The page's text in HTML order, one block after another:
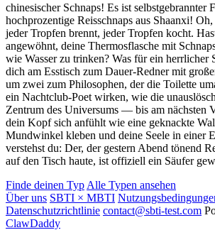
chinesischer Schnaps! Es ist selbstgebrannter
hochprozentige Reisschnaps aus Shaanxi!
jeder Tropfen brennt, jeder Tropfen kocht.
angewöhnt, deine Thermosflasche mit
wie Wasser zu trinken? Was für ein herrlicher
dich am Esstisch zum Dauer-Redner mit
um zwei zum Philosophen, der die Toilette
ein Nachtclub-Poet wirken, wie die
Zentrum des Universums — bis am nächsten
dein Kopf sich anfühlt wie eine geknackte
Mundwinkel kleben und deine Seele in einer
verstehst du: Der, der gestern Abend tönend
auf den Tisch haute, ist offiziell ein Säufer
Finde deinen Typ Alle Typen ansehen
Über uns SBTI × MBTI
Datenschutzrichtlinie contact@sbti-test.com
ClawDaddy